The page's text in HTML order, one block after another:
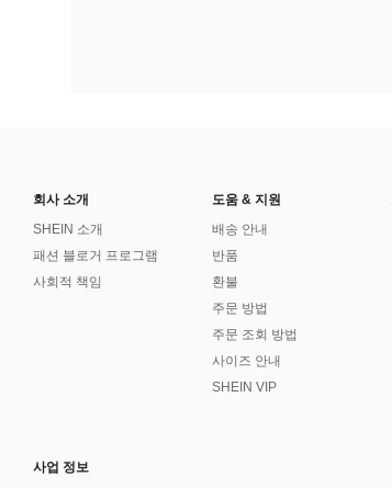
회사 소개
SHEIN 소개
패션 블로거 프로그램
사회적 책임
도움 & 지원
배송 안내
반품
환불
주문 방법
주문 조회 방법
사이즈 안내
SHEIN VIP
사업 정보